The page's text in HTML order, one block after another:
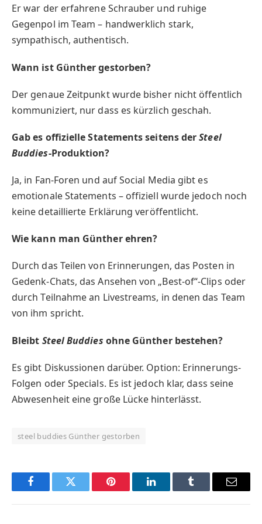
Er war der erfahrene Schrauber und ruhige
Gegenpol im Team – handwerklich stark,
sympathisch, authentisch.
Wann ist Günther gestorben?
Der genaue Zeitpunkt wurde bisher nicht öffentlich
kommuniziert, nur dass es kürzlich geschah.
Gab es offizielle Statements seitens derSteel
Buddies-Produktion?
Ja, in Fan-Foren und auf Social Media gibt es
emotionale Statements – offiziell wurde jedoch noch
keine detaillierte Erklärung veröffentlicht.
Wie kann man Günther ehren?
Durch das Teilen von Erinnerungen, das Posten in
Gedenk-Chats, das Ansehen von „Best-of“-Clips oder
durch Teilnahme an Livestreams, in denen das Team
von ihm spricht.
Bleibt Steel Buddies ohne Günther bestehen?
Es gibt Diskussionen darüber. Option: Erinnerungs-
Folgen oder Specials. Es ist jedoch klar, dass seine
Abwesenheit eine große Lücke hinterlässt.
steel buddies Günther gestorben
FacebookTwitter Pinterest LinkedInTumblr Email